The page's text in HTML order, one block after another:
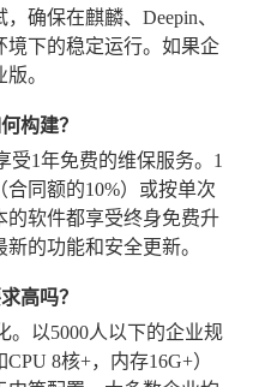
确保在麒麟、Deepin、
境下的稳定运行。如果企
。
构建？
受1年免费的维保服务。1
同额的10%）或按单次
的软件都享受终身免费升
的功能和安全更新。
高吗？
。以5000人以下的企业规
8核+，内存16G+）